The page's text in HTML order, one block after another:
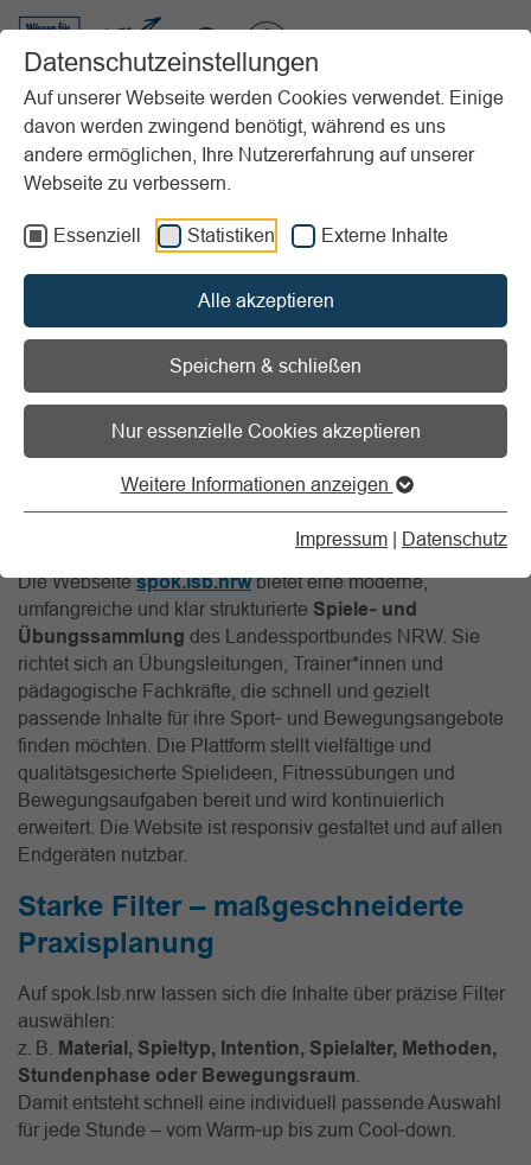
Datenschutzeinstellungen
Auf unserer Webseite werden Cookies verwendet. Einige
davon werden zwingend benötigt, während es uns
andere ermöglichen, Ihre Nutzererfahrung auf unserer
Webseite zu verbessern.
Essenziell Statistiken Externe Inhalte
Alle akzeptieren
Speichern & schließen
Nur essenzielle Cookies akzeptieren
Weitere Informationen anzeigen
Impressum | Datenschutz
Startseite Sportpraxis Spiele- & Übungssammlung (SPOK)
Vorlesen
Informationen zum Readspeaker öffnen
SPOK – Die
Sport‑Online‑Kartei des
organisierten Sports
(spok.lsb.nrw)
Vielfältige Spiel‑ und Übungsideen -
Ein zeitgemäßes Werkzeug für alle,
die Bewegung gestalten
Die Webseitespok.lsb.nrwbietet eine moderne,
umfangreiche und klar strukturierte Spiele‑ und
Übungssammlung des Landessportbundes NRW. Sie
richtet sich an Übungsleitungen, Trainer*innen und
pädagogische Fachkräfte, die schnell und gezielt
passende Inhalte für ihre Sport‑ und Bewegungsangebote
finden möchten. Die Plattform stellt vielfältige und
qualitätsgesicherte Spielideen, Fitnessübungen und
Bewegungsaufgaben bereit und wird kontinuierlich
erweitert. Die Website ist responsiv gestaltet und auf allen
Endgeräten nutzbar.
Starke Filter – maßgeschneiderte
Praxisplanung
Auf spok.lsb.nrw lassen sich die Inhalte über präzise Filter
auswählen:
z. B.
Material, Spieltyp, Intention, Spielalter, Methoden,
Stundenphase oder Bewegungsraum
Damit entsteht schnell eine individuell passende Auswahl
für jede Stunde – vom Warm‑up bis zum Cool‑down.